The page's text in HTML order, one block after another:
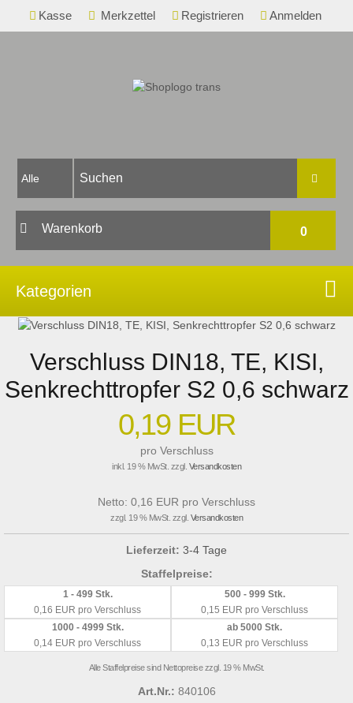
Kasse Merkzettel Registrieren Anmelden
Warenkorb 0
Ihr Warenkorb ist leer.
Kategorien
Verschluss DIN18, TE, KISI,
Senkrechttropfer S2 0,6 schwarz
0,19 EUR
pro Verschluss
inkl. 19 % MwSt. zzgl. Versandkosten
Netto: 0,16 EUR pro Verschluss
zzgl. 19 % MwSt. zzgl. Versandkosten
Lieferzeit: 3-4 Tage
Staffelpreise:
1 - 499 Stk.
0,16 EUR pro Verschluss
500 - 999 Stk.
0,15 EUR pro Verschluss
1000 - 4999 Stk.
0,14 EUR pro Verschluss
ab 5000 Stk.
0,13 EUR pro Verschluss
Alle Staffelpreise sind Nettopreise zzgl. 19 % MwSt.
Art.Nr.: 840106